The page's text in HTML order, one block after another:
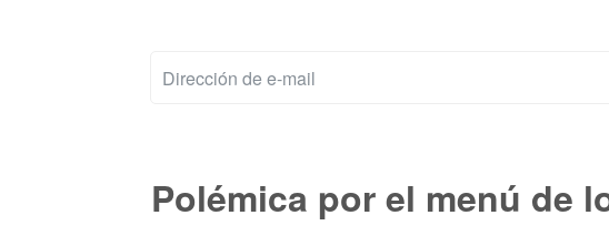
Polémica por el menú de